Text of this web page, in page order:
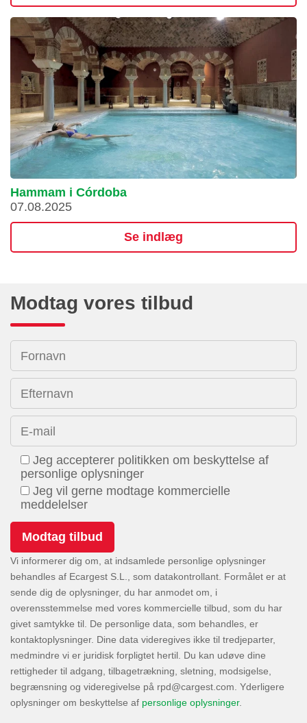
Hammam i Córdoba
07.08.2025
Se indlæg
Modtag vores tilbud
Fornavn
Efternavn
E-mail
Jeg accepterer politikken om beskyttelse af
personlige oplysninger
Jeg vil gerne modtage kommercielle
meddelelser
Vi informerer dig om, at indsamlede personlige oplysninger
behandles af Ecargest S.L., som datakontrollant. Formålet er at
sende dig de oplysninger, du har anmodet om, i
overensstemmelse med vores kommercielle tilbud, som du har
givet samtykke til. De personlige data, som behandles, er
kontaktoplysninger. Dine data videregives ikke til tredjeparter,
medmindre vi er juridisk forpligtet hertil. Du kan udøve dine
rettigheder til adgang, tilbagetrækning, sletning, modsigelse,
begrænsning og videregivelse på
. Yderligere
oplysninger om beskyttelse af personlige oplysninger.